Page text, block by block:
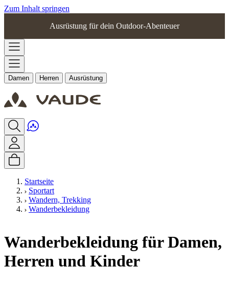
Zum Inhalt springen
Ausrüstung für dein Outdoor-Abenteuer
Damen Herren Ausrüstung
Startseite
Sportart
Wandern, Trekking
Wanderbekleidung
Wanderbekleidung für Damen,
Herren und Kinder